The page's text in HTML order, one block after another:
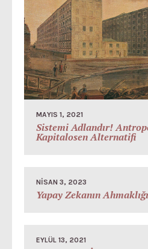
MAYIS 1, 2021
Sistemi Adlandır!
Kapitalosen Alternatifi
NISAN 3, 2023
Yapay Zekanın Ahmaklığı
EYLÜL 13, 2021